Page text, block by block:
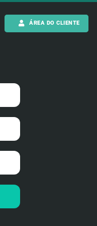
ÁREA DO CLIENTE